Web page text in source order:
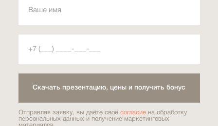
Скачать презентацию, цены и получить бонус
Отправляя заявку, вы даёте своё согласиена обработку
персональных данных и получение маркетинговых